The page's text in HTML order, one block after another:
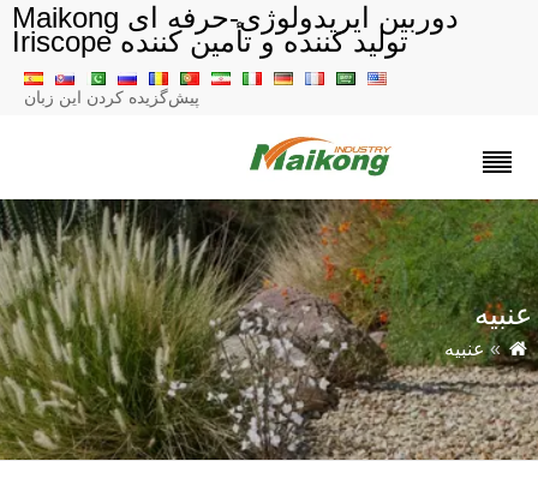
دوربین ایریدولوژی-حرفه ای Maikong
تولید کننده و تأمین کننده Iriscope
پیش‌گزیده کردن این زبان
»عنبیه